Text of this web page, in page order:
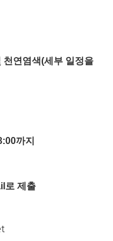
연염색(세부 일정을
까지
로 제출